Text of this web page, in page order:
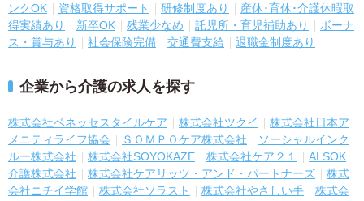
ンクOK
資格取得サポート 研修制度あり
産休･育休･介護休暇取
得実績あり
新卒OK 残業少なめ 託児所・育児補助あり
ボーナ
ス・賞与あり
社会保険完備 交通費支給 退職金制度あり
企業から介護の求人を探す
株式会社ベネッセスタイルケア 株式会社ツクイ
株式会社日本ア
メニティライフ協会
ＳＯＭＰＯケア株式会社
ソーシャルインク
ルー株式会社
株式会社SOYOKAZE 株式会社ケア２１
ALSOK
介護株式会社
株式会社ケアリッツ・アンド・パートナーズ
株式
会社ニチイ学館
株式会社ソラスト 株式会社やさしい手
株式会